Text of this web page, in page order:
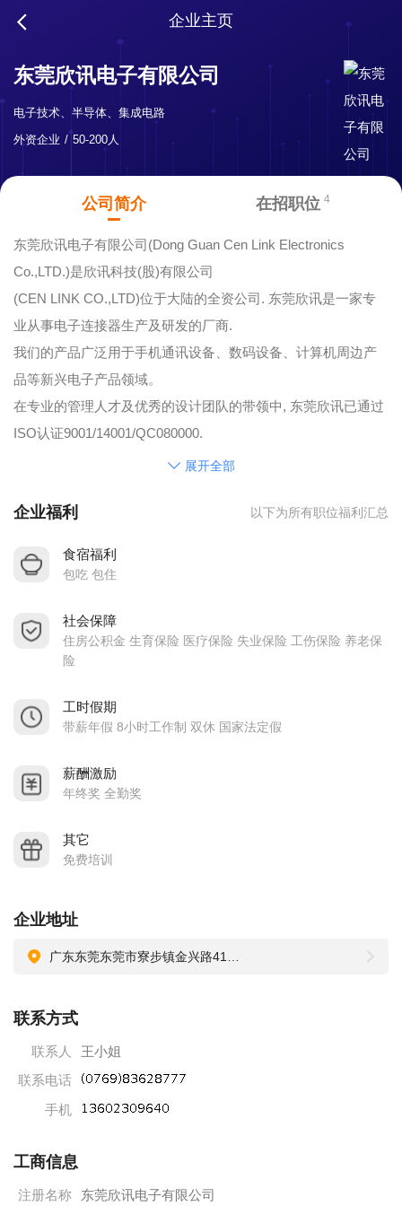
企业主页
东莞欣讯电子有限公司
电子技术、半导体、集成电路
外资企业
50-200人
公司简介 在招职位 4
东莞欣讯电子有限公司(Dong Guan Cen Link Electronics
Co.,LTD.)是欣讯科技(股)有限公司
(CEN LINK CO.,LTD)位于大陆的全资公司. 东莞欣讯是一家专
业从事电子连接器生产及研发的厂商.
我们的产品广泛用于手机通讯设备、数码设备、计算机周边产
品等新兴电子产品领域。
在专业的管理人才及优秀的设计团队的带领中, 东莞欣讯已通过
ISO认证9001/14001/QC080000.
由于传承台湾欣讯科技30年历史及经验,故具有丰富的技术.除多
的服务为理念,因而已累积为数不少的海内外客户.
公司提供的薪酬福利制度、生活工作环境与个人发展空间如下:
购买五险一金。
2.提供免费住宿；
更多详情可查询公司网站：http://www.cenlink.com.tw/
注意事项：
件.**
展开全部
企业福利 以下为所有职位福利汇总
食宿福利
包吃 包住
社会保障
住房公积金 生育保险 医疗保险 失业保险 工伤保险 养老保
险
工时假期
带薪年假 8小时工作制 双休 国家法定假
薪酬激励
年终奖 全勤奖
其它
免费培训
企业地址
联系方式
联系人
王小姐
联系电话
手机
工商信息
注册名称 东莞欣讯电子有限公司